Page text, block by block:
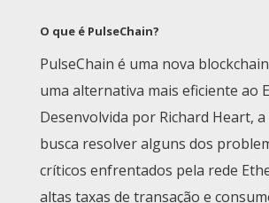
O que é PulseChain?
PulseChain é uma nova
uma alternativa mais eficiente ao
Desenvolvida por Richard Heart, a
busca resolver alguns dos
críticos enfrentados pela rede
altas taxas de transação e